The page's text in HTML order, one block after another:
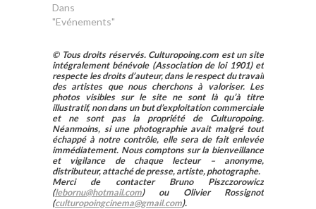
Dans
"Evénements"
© Tous droits réservés. Culturopoing.com est un site
intégralement bénévole (Association de loi 1901) et
respecte les droits d’auteur, dans le respect du travail
des artistes que nous cherchons à valoriser. Les
photos visibles sur le site ne sont là qu’à titre
illustratif, non dans un but d’exploitation commerciale
et ne sont pas la propriété de Culturopoing.
Néanmoins, si une photographie avait malgré tout
échappé à notre contrôle, elle sera de fait enlevée
immédiatement. Nous comptons sur la bienveillance
et vigilance de chaque lecteur – anonyme,
distributeur, attaché de presse, artiste, photographe.
Merci de contacter Bruno Piszczorowicz
(lebornu@hotmail.com) ou Olivier Rossignot
(culturopoingcinema@gmail.com).